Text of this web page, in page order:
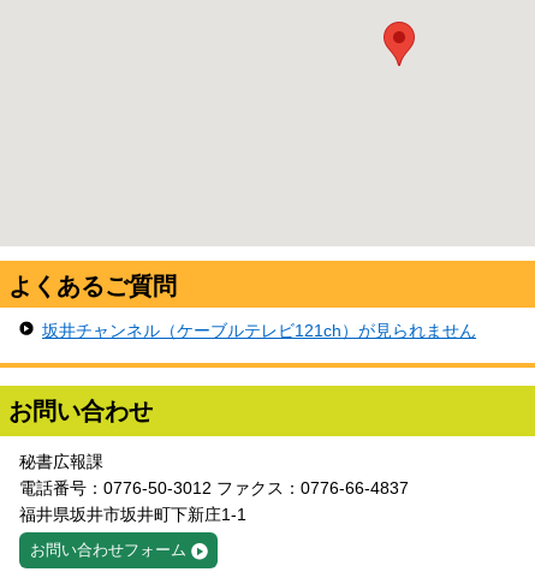
よくあるご質問
坂井チャンネル（ケーブルテレビ121ch）が見られません
お問い合わせ
秘書広報課
電話番号：0776-50-3012 ファクス：0776-66-4837
福井県坂井市坂井町下新庄1-1
お問い合わせフォーム